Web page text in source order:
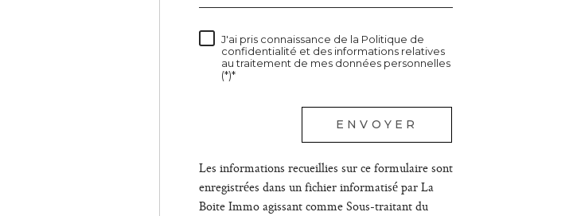
J'ai pris connaissance de la Politique de
confidentialité et des informations relatives
au traitement de mes données personnelles
(*)*
ENVOYER
Les informations recueillies sur ce formulaire sont
enregistrées dans un fichier informatisé par La
Boite Immo agissant comme Sous-traitant du